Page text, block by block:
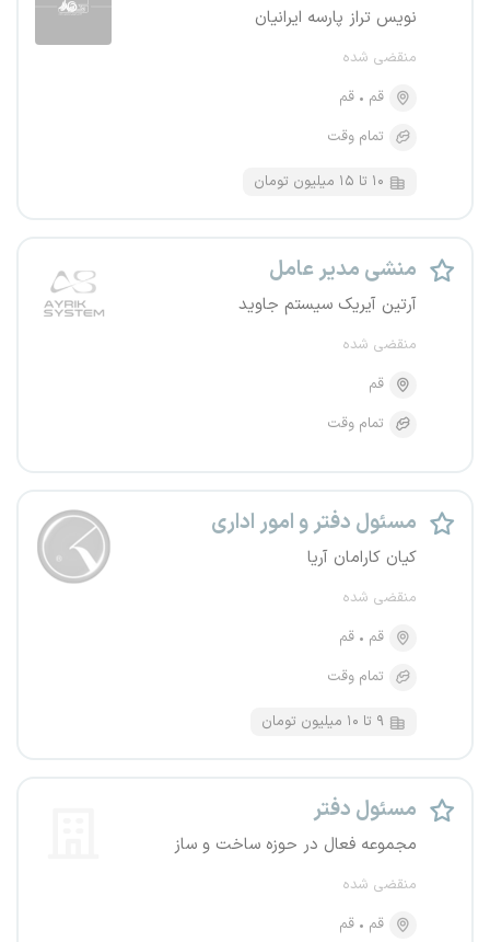
نویس تراز پارسه ایرانیان
منقضی شده
قم
قم
تمام وقت
۱۰ تا ۱۵ میلیون تومان
منشی مدیر عامل
آرتین آیریک سیستم جاوید
منقضی شده
قم
تمام وقت
مسئول دفتر و امور اداری
کیان کارامان آریا
منقضی شده
قم
قم
تمام وقت
۹ تا ۱۰ میلیون تومان
مسئول دفتر
مجموعه فعال در حوزه ساخت و ساز
منقضی شده
قم
قم